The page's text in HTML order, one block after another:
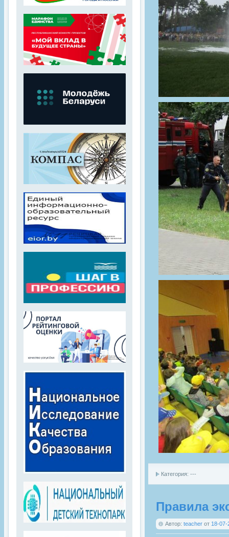
Категория: ---
Правила
Автор: teacher от 18-07-